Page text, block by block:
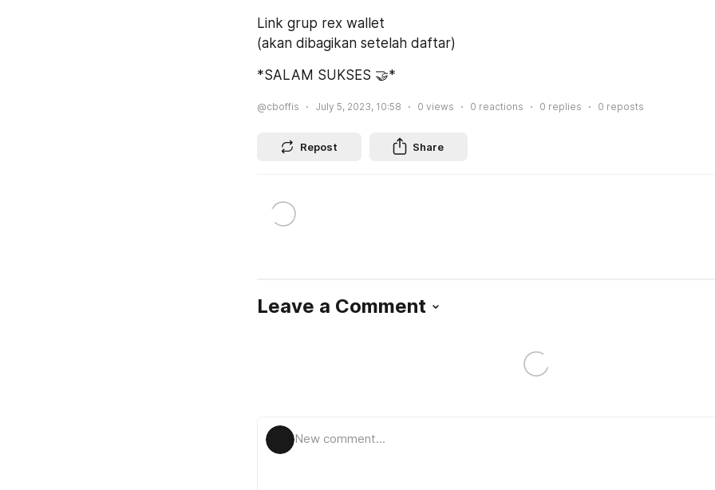
Link grup rex wallet
(akan dibagikan setelah daftar)
*SALAM SUKSES 🤝*
@cboffis July 5, 2023, 10:58 0 views 0 reactions 0 replies 0 reposts
Repost Share
Leave a Comment